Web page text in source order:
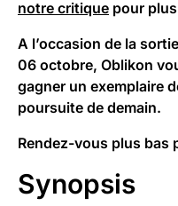
notre critique pour
A l’occasion de la
06 octobre, Oblikon
gagner un exemplaire
poursuite de demain.
Rendez-vous plus bas
Synopsis